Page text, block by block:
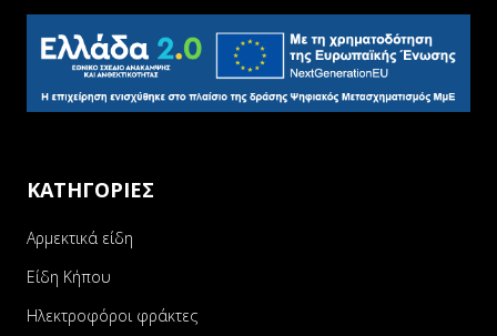
ΚΑΤΗΓΟΡΙΕΣ
Αρμεκτικά είδη
Είδη Κήπου
Ηλεκτροφόροι φράκτες